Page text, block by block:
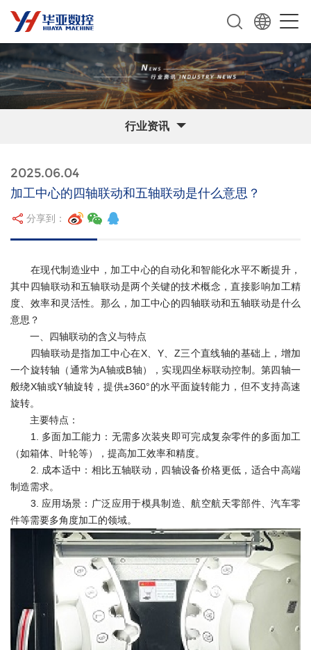
行业资讯
2025.06.04
加工中心的四轴联动和五轴联动是什么意思？
分享到：
在现代制造业中，加工中心的自动化和智能化水平不断提升，
其中四轴联动和五轴联动是两个关键的技术概念，直接影响加工精
度、效率和灵活性。那么，加工中心的四轴联动和五轴联动是什么
意思？
一、四轴联动的含义与特点
四轴联动是指加工中心在X、Y、Z三个直线轴的基础上，增加
一个旋转轴（通常为A轴或B轴），实现四坐标联动控制。第四轴一
般绕X轴或Y轴旋转，提供±360°的水平面旋转能力，但不支持高速
旋转。
主要特点：
1. 多面加工能力：无需多次装夹即可完成复杂零件的多面加工
（如箱体、叶轮等），提高加工效率和精度。
2. 成本适中：相比五轴联动，四轴设备价格更低，适合中高端
制造需求。
3. 应用场景：广泛应用于模具制造、航空航天零部件、汽车零
件等需要多角度加工的领域。